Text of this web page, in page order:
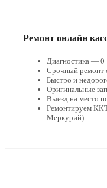
Ремонт онлайн
Диагностика — 0
Срочный ремонт
Быстро и
Оригинальные
Выезд на место
Ремонтируем
Меркурий)